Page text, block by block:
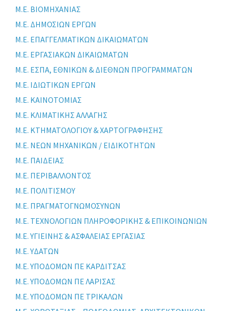
Μ.Ε. ΒΙΟΜΗΧΑΝΙΑΣ
Μ.Ε. ΔΗΜΟΣΙΩΝ ΕΡΓΩΝ
Μ.Ε. ΕΠΑΓΓΕΛΜΑΤΙΚΩΝ ΔΙΚΑΙΩΜΑΤΩΝ
Μ.Ε. ΕΡΓΑΣΙΑΚΩΝ ΔΙΚΑΙΩΜΑΤΩΝ
Μ.Ε. ΕΣΠΑ, ΕΘΝΙΚΩΝ & ΔΙΕΘΝΩΝ ΠΡΟΓΡΑΜΜΑΤΩΝ
Μ.Ε. ΙΔΙΩΤΙΚΩΝ ΕΡΓΩΝ
Μ.Ε. ΚΑΙΝΟΤΟΜΙΑΣ
Μ.Ε. ΚΛΙΜΑΤΙΚΗΣ ΑΛΛΑΓΗΣ
Μ.Ε. ΚΤΗΜΑΤΟΛΟΓΙΟΥ & ΧΑΡΤΟΓΡΑΦΗΣΗΣ
Μ.Ε. ΝΕΩΝ ΜΗΧΑΝΙΚΩΝ / ΕΙΔΙΚΟΤΗΤΩΝ
Μ.Ε. ΠΑΙΔΕΙΑΣ
Μ.Ε. ΠΕΡΙΒΑΛΛΟΝΤΟΣ
Μ.Ε. ΠΟΛΙΤΙΣΜΟΥ
Μ.Ε. ΠΡΑΓΜΑΤΟΓΝΩΜΟΣΥΝΩΝ
Μ.Ε. ΤΕΧΝΟΛΟΓΙΩΝ ΠΛΗΡΟΦΟΡΙΚΗΣ & ΕΠΙΚΟΙΝΩΝΙΩΝ
Μ.Ε. ΥΓΙΕΙΝΗΣ & ΑΣΦΑΛΕΙΑΣ ΕΡΓΑΣΙΑΣ
Μ.Ε. ΥΔΑΤΩΝ
Μ.Ε. ΥΠΟΔΟΜΩΝ ΠΕ ΚΑΡΔΙΤΣΑΣ
Μ.Ε. ΥΠΟΔΟΜΩΝ ΠΕ ΛΑΡΙΣΑΣ
Μ.Ε. ΥΠΟΔΟΜΩΝ ΠΕ ΤΡΙΚΑΛΩΝ